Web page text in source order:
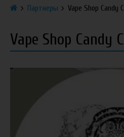
Партнеры Vape Shop Candy
Vape Shop Candy